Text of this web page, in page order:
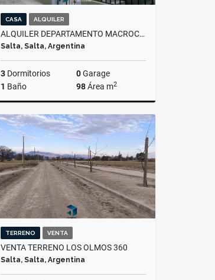
CASA ALQUILER
ALQUILER DEPARTAMENTO MACROCENTRO - AV. ARENALES AL 1700
Salta, Salta, Argentina
3 Dormitorios 0Garage
1 Baño 98Área m2
Alquiler
$650.000
TERRENO VENTA
VENTA TERRENO LOS OLMOS 360
Salta, Salta, Argentina